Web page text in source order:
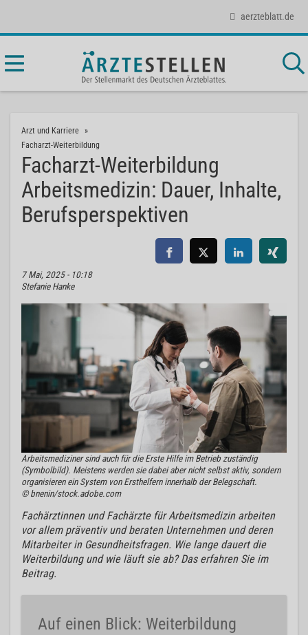
aerzteblatt.de
Arzt und Karriere
Facharzt-Weiterbildung
Facharzt-Weiterbildung
Arbeitsmedizin: Dauer, Inhalte,
Berufsperspektiven
7 Mai, 2025 - 10:18
Stefanie Hanke
Arbeitsmediziner sind auch für die Erste Hilfe im Betrieb zuständig
(Symbolbild). Meistens werden sie dabei aber nicht selbst aktiv, sondern
organisieren ein System von Ersthelfern innerhalb der Belegschaft.
© bnenin/stock.adobe.com
Fachärztinnen und Fachärzte für Arbeitsmedizin arbeiten
vor allem präventiv und beraten Unternehmen und deren
Mitarbeiter in Gesundheitsfragen. Wie lange dauert die
Weiterbildung und wie läuft sie ab? Das erfahren Sie im
Beitrag.
Auf einen Blick: Weiterbildung